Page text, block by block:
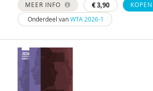
MEER INFO €3,90
KOPEN
Onderdeel vanWTA 2026-1